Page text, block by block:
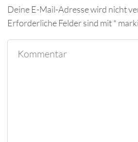
Deine E-Mail-Adresse wird nicht
Erforderliche Felder sind mit*